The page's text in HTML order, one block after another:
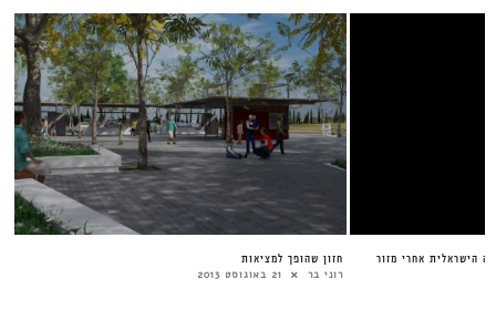
חזון שהופך למציאות
רוני בר 21 באוגוסט 2013
הישראלית אחרי מזור